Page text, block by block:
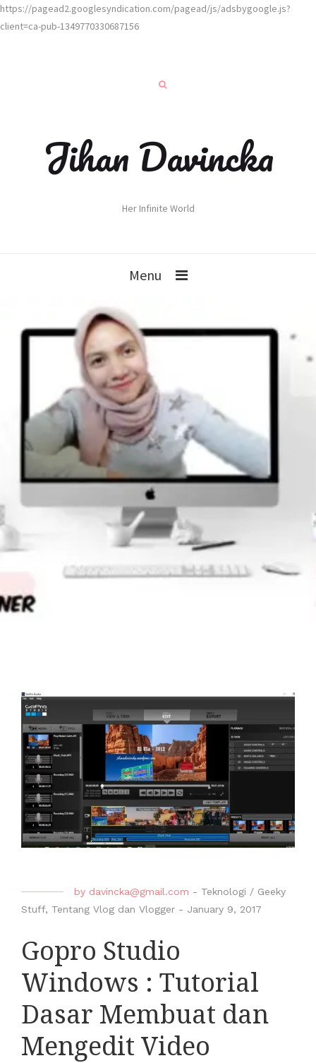
https://pagead2.googlesyndication.com/pagead/js/adsbygoogle.js?
client=ca-pub-1349770330687156
Jihan Davincka
Her Infinite World
Menu
by davincka@gmail.com - Teknologi / Geeky
Stuff, Tentang Vlog dan Vlogger - January 9, 2017
Gopro Studio
Windows : Tutorial
Dasar Membuat dan
Mengedit Video